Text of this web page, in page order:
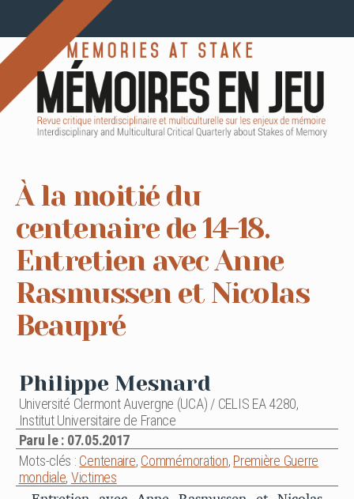
À la moitié du
centenaire de 14-18.
Entretien avec Anne
Rasmussen et Nicolas
Beaupré
Philippe Mesnard
Université Clermont Auvergne (UCA) / CELIS EA 4280,
Institut Universitaire de France
Paru le : 07.05.2017
Mots-clés : Centenaire, Commémoration, Première Guerre
mondiale, Victimes